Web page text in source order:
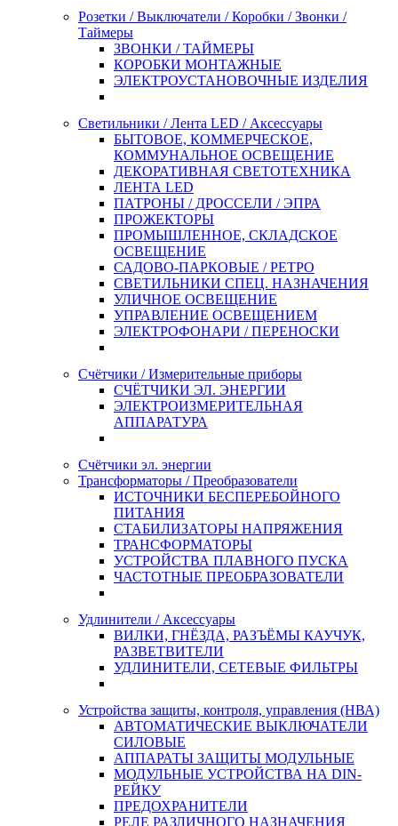
Розетки / Выключатели / Коробки / Звонки /
Таймеры
ЗВОНКИ / ТАЙМЕРЫ
КОРОБКИ МОНТАЖНЫЕ
ЭЛЕКТРОУСТАНОВОЧНЫЕ ИЗДЕЛИЯ
Светильники / Лента LED / Аксессуары
БЫТОВОЕ, КОММЕРЧЕСКОЕ,
КОММУНАЛЬНОЕ ОСВЕЩЕНИЕ
ДЕКОРАТИВНАЯ СВЕТОТЕХНИКА
ЛЕНТА LED
ПАТРОНЫ / ДРОССЕЛИ / ЭПРА
ПРОЖЕКТОРЫ
ПРОМЫШЛЕННОЕ, СКЛАДСКОЕ
ОСВЕЩЕНИЕ
САДОВО-ПАРКОВЫЕ / РЕТРО
СВЕТИЛЬНИКИ СПЕЦ. НАЗНАЧЕНИЯ
УЛИЧНОЕ ОСВЕЩЕНИЕ
УПРАВЛЕНИЕ ОСВЕЩЕНИЕМ
ЭЛЕКТРОФОНАРИ / ПЕРЕНОСКИ
Счётчики / Измерительные приборы
СЧЁТЧИКИ ЭЛ. ЭНЕРГИИ
ЭЛЕКТРОИЗМЕРИТЕЛЬНАЯ
АППАРАТУРА
Счётчики эл. энергии
Трансформаторы / Преобразователи
ИСТОЧНИКИ БЕСПЕРЕБОЙНОГО
ПИТАНИЯ
СТАБИЛИЗАТОРЫ НАПРЯЖЕНИЯ
ТРАНСФОРМАТОРЫ
УСТРОЙСТВА ПЛАВНОГО ПУСКА
ЧАСТОТНЫЕ ПРЕОБРАЗОВАТЕЛИ
Удлинители / Аксессуары
ВИЛКИ, ГНЁЗДА, РАЗЪЁМЫ КАУЧУК,
РАЗВЕТВИТЕЛИ
УДЛИНИТЕЛИ, СЕТЕВЫЕ ФИЛЬТРЫ
Устройства защиты, контроля, управления (НВА)
АВТОМАТИЧЕСКИЕ ВЫКЛЮЧАТЕЛИ
СИЛОВЫЕ
АППАРАТЫ ЗАЩИТЫ МОДУЛЬНЫЕ
МОДУЛЬНЫЕ УСТРОЙСТВА НА DIN-
РЕЙКУ
ПРЕДОХРАНИТЕЛИ
РЕЛЕ РАЗЛИЧНОГО НАЗНАЧЕНИЯ